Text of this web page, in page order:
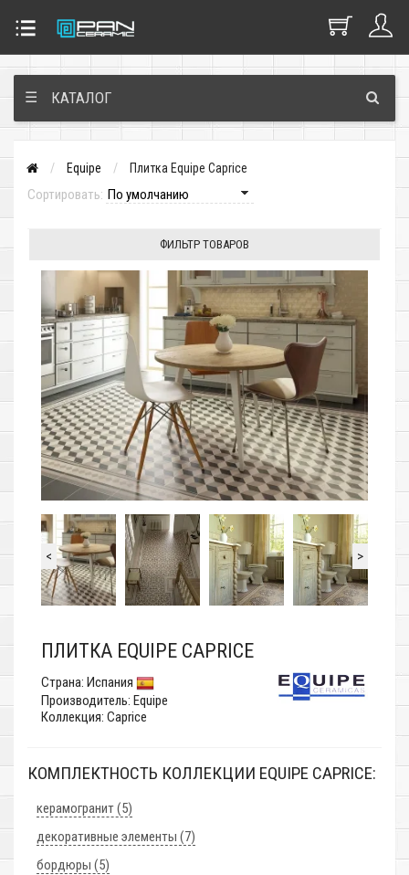
☰ КАТАЛОГ
Equipe Плитка Equipe Caprice
Сортировать:
ФИЛЬТР ТОВАРОВ
< >
ПЛИТКА EQUIPE CAPRICE
Страна: Испания
Производитель: Equipe
Коллекция: Caprice
КОМПЛЕКТНОСТЬ КОЛЛЕКЦИИ EQUIPE CAPRICE:
керамогранит (5)
декоративные элементы (7)
бордюры (5)